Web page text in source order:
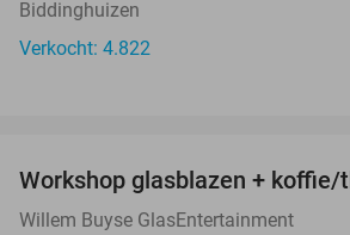
Biddinghuizen
Verkocht: 4.822
Workshop glasblazen + koffie/
Willem Buyse GlasEntertainment